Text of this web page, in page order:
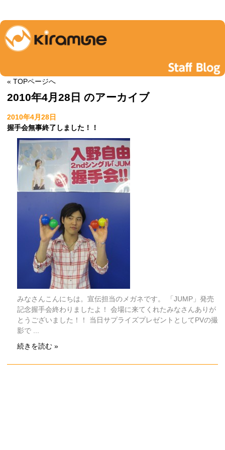
« TOPページへ
2010年4月28日 のアーカイブ
2010年4月28日
握手会無事終了しました！！
みなさんこんにちは。宣伝担当のメガネです。 「JUMP」発売
記念握手会終わりましたよ！ 会場に来てくれたみなさんありが
とうございました！！ 当日サプライズプレゼントとしてPVの撮
影で ...
続きを読む »